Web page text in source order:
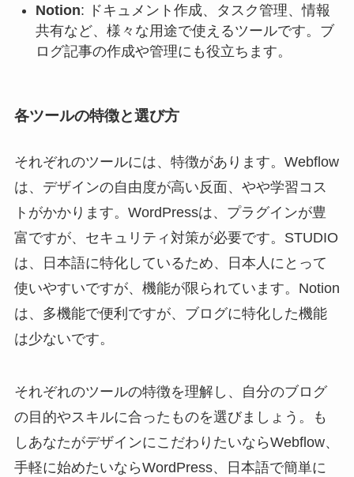
Notion: ドキュメント作成、タスク管理、情報
共有など、様々な用途で使えるツールです。ブ
ログ記事の作成や管理にも役立ちます。
各ツールの特徴と選び方
それぞれのツールには、特徴があります。Webflow
は、デザインの自由度が高い反面、やや学習コス
トがかかります。WordPressは、プラグインが豊
富ですが、セキュリティ対策が必要です。STUDIO
は、日本語に特化しているため、日本人にとって
使いやすいですが、機能が限られています。Notion
は、多機能で便利ですが、ブログに特化した機能
は少ないです。
それぞれのツールの特徴を理解し、自分のブログ
の目的やスキルに合ったものを選びましょう。も
しあなたがデザインにこだわりたいならWebflow、
手軽に始めたいならWordPress、日本語で簡単に